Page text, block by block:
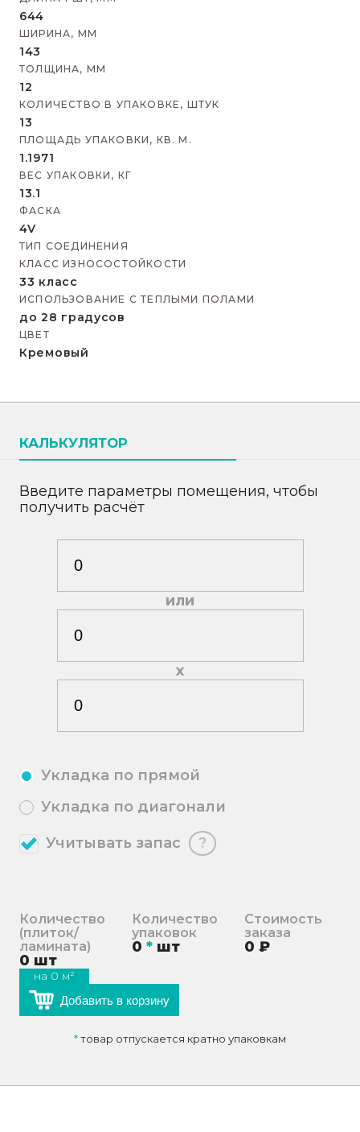
644
ШИРИНА, ММ
143
ТОЛЩИНА, ММ
12
КОЛИЧЕСТВО В УПАКОВКЕ, ШТУК
13
ПЛОЩАДЬ УПАКОВКИ, КВ. М.
1.1971
ВЕС УПАКОВКИ, КГ
13.1
ФАСКА
4V
ТИП СОЕДИНЕНИЯ
КЛАСС ИЗНОСОСТОЙКОСТИ
33 класс
ИСПОЛЬЗОВАНИЕ С ТЕПЛЫМИ ПОЛАМИ
до 28 градусов
ЦВЕТ
Кремовый
КАЛЬКУЛЯТОР
Введите параметры помещения, чтобы
получить расчёт
или
х
Укладка по прямой
Укладка по диагонали
Учитывать запас ?
Количество
(плиток/
ламината)
0 шт
на 0 м²
Количество
упаковок
0 * шт
Стоимость
заказа
0 ₽
Добавить в корзину
*товар отпускается кратно упаковкам